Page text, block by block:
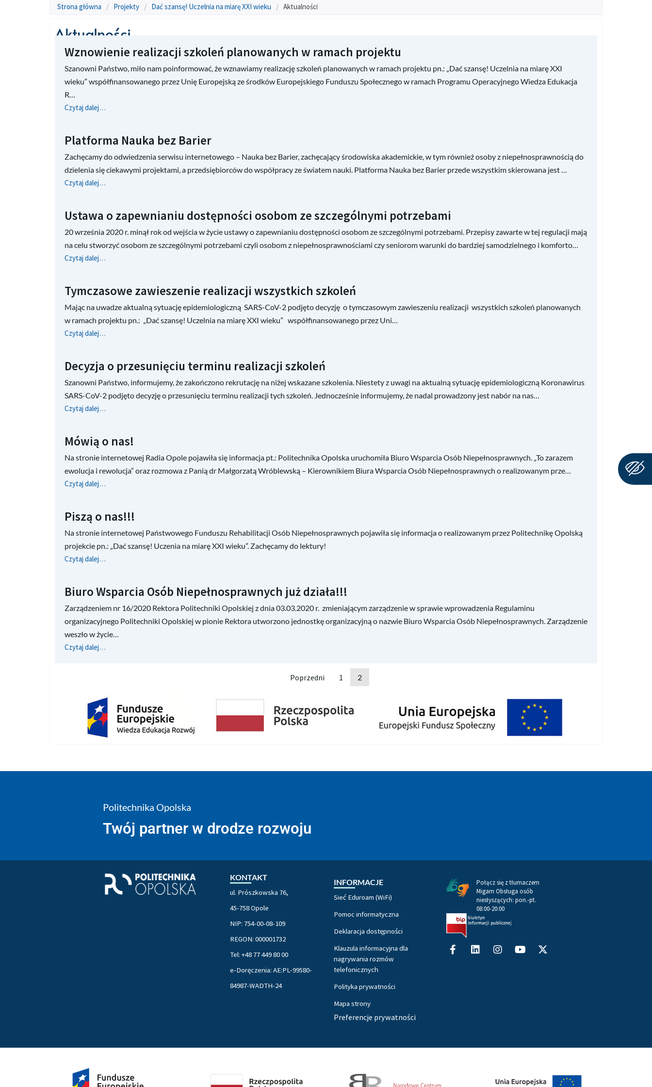
Strona główna / Projekty / Dać szansę! Uczelnia na miarę XXI wieku / Aktualności
Aktualności
Wznowienie realizacji szkoleń planowanych w ramach projektu
Szanowni Państwo, miło nam poinformować, że wznawiamy realizację szkoleń planowanych w ramach projektu pn.: „Dać szansę! Uczelnia na miarę XXI
wieku” współfinansowanego przez Unię Europejską ze środków Europejskiego Funduszu Społecznego w ramach Programu Operacyjnego Wiedza Edukacja
R…
Czytaj dalej…
Platforma Nauka bez Barier
Zachęcamy do odwiedzenia serwisu internetowego – Nauka bez Barier, zachęcający środowiska akademickie, w tym również osoby z niepełnosprawnością do
dzielenia się ciekawymi projektami, a przedsiębiorców do współpracy ze światem nauki. Platforma Nauka bez Barier przede wszystkim skierowana jest …
Czytaj dalej…
Ustawa o zapewnianiu dostępności osobom ze szczególnymi potrzebami
20 września 2020 r. minął rok od wejścia w życie ustawy o zapewnianiu dostępności osobom ze szczególnymi potrzebami. Przepisy zawarte w tej regulacji mają
na celu stworzyć osobom ze szczególnymi potrzebami czyli osobom z niepełnosprawnościami czy seniorom warunki do bardziej samodzielnego i komforto…
Czytaj dalej…
Tymczasowe zawieszenie realizacji wszystkich szkoleń
Mając na uwadze aktualną sytuację epidemiologiczną SARS-CoV-2 podjęto decyzję o tymczasowym zawieszeniu realizacji wszystkich szkoleń planowanych
w ramach projektu pn.: „Dać szansę! Uczelnia na miarę XXI wieku” współfinansowanego przez Uni…
Czytaj dalej…
Decyzja o przesunięciu terminu realizacji szkoleń
Szanowni Państwo, informujemy, że zakończono rekrutację na niżej wskazane szkolenia. Niestety z uwagi na aktualną sytuację epidemiologiczną Koronawirus
SARS-CoV-2 podjęto decyzję o przesunięciu terminu realizacji tych szkoleń. Jednocześnie informujemy, że nadal prowadzony jest nabór na nas…
Czytaj dalej…
Mówią o nas!
Na stronie internetowej Radia Opole pojawiła się informacja pt.: Politechnika Opolska uruchomiła Biuro Wsparcia Osób Niepełnosprawnych. „To zarazem
ewolucja i rewolucja” oraz rozmowa z Panią dr Małgorzatą Wróblewską – Kierownikiem Biura Wsparcia Osób Niepełnosprawnych o realizowanym prze…
Czytaj dalej…
Piszą o nas!!!
Na stronie internetowej Państwowego Funduszu Rehabilitacji Osób Niepełnosprawnych pojawiła się informacja o realizowanym przez Politechnikę Opolską
projekcie pn.: „Dać szansę! Uczenia na miarę XXI wieku”. Zachęcamy do lektury!
Czytaj dalej…
Biuro Wsparcia Osób Niepełnosprawnych już działa!!!
Zarządzeniem nr 16/2020 Rektora Politechniki Opolskiej z dnia 03.03.2020 r. zmieniającym zarządzenie w sprawie wprowadzenia Regulaminu
organizacyjnego Politechniki Opolskiej w pionie Rektora utworzono jednostkę organizacyjną o nazwie Biuro Wsparcia Osób Niepełnosprawnych. Zarządzenie
weszło w życie…
Czytaj dalej…
Poprzedni 1 2
Politechnika Opolska
Twój partner w drodze rozwoju
KONTAKT
ul. Prószkowska 76,
45-758 Opole
NIP: 754-00-08-109
REGON: 000001732
Tel: +48 77 449 80 00
e-Doręczenia: AE:PL-99580-
84987-WADTH-24
INFORMACJE
Sieć Eduroam (WiFi)
Pomoc informatyczna
Deklaracja dostępności
Klauzula informacyjna dla
nagrywania rozmów
telefonicznych
Polityka prywatności
Mapa strony
Preferencje prywatności
Połącz się z tłumaczem
Migam Obsługa osób
niesłyszących: pon.-pt.
08:00-20:00
Facebook-
f
LinkedinInstagram
Youtube
X-
twitter